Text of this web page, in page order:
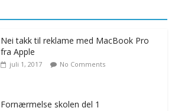
Nei takk til reklame med MacBook Pro
fra Apple
juli 1, 2017 No Comments
Fornærmelse skolen del 1